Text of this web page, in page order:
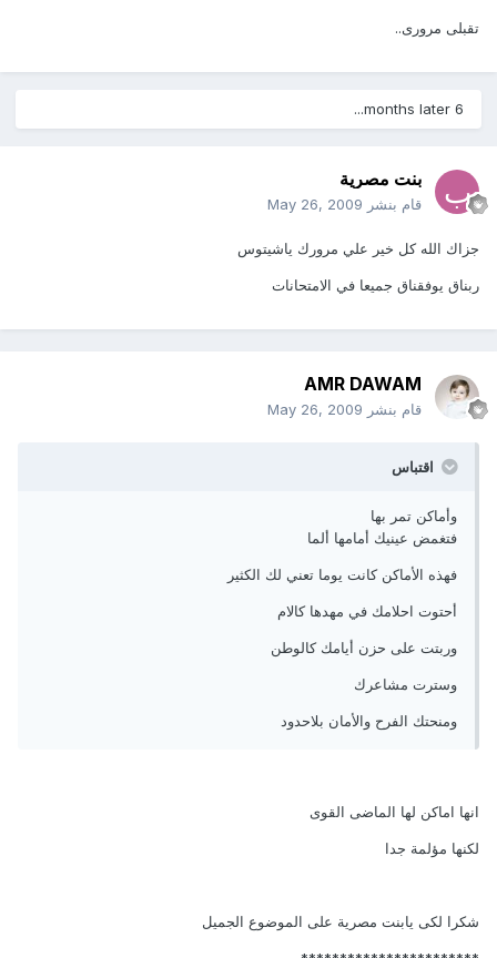
تقبلى مرورى..
6 months later...
بنت مصرية
قام بنشر May 26, 2009
جزاك الله كل خير علي مرورك ياشيتوس
ربناق يوفقناق جميعا في الامتحانات
AMR DAWAM
قام بنشر May 26, 2009
اقتباس
وأماكن تمر بها
فتغمض عينيك أمامها ألما
فهذه الأماكن كانت يوما تعني لك الكثير
أحتوت احلامك في مهدها كالام
وربتت على حزن أيامك كالوطن
وسترت مشاعرك
ومنحتك الفرح والأمان بلاحدود
انها اماكن لها الماضى القوى
لكنها مؤلمة جدا
شكرا لكى يابنت مصرية على الموضوع الجميل